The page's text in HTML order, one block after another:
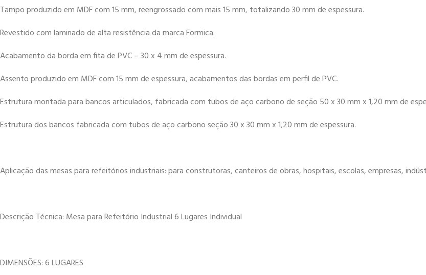
Tampo produzido em MDF com 15 mm, reengrossado com mais 15 mm, totalizando 30 mm de espessura.
Revestido com laminado de alta resistência da marca Formica.
Acabamento da borda em fita de PVC – 30 x 4 mm de espessura.
Assento produzido em MDF com 15 mm de espessura, acabamentos das bordas em perfil de PVC.
Estrutura montada para bancos articulados, fabricada com tubos de aço carbono de seção 50 x 30 mm x 1,20 mm de
Estrutura dos bancos fabricada com tubos de aço carbono seção 30 x 30 mm x 1,20 mm de espessura.
Aplicação das mesas para refeitórios industriais: para construtoras, canteiros de obras, hospitais, escolas, empresas,
Descrição Técnica: Mesa para Refeitório Industrial 6 Lugares Individual
DIMENSÕES: 6 LUGARES